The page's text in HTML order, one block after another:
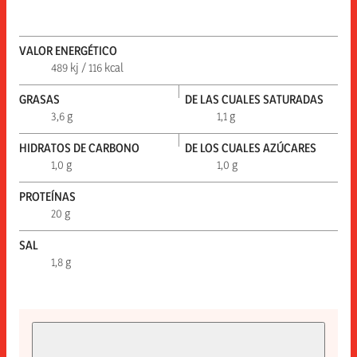
VALOR ENERGÉTICO
489 kj / 116 kcal
GRASAS
3,6 g
DE LAS CUALES SATURADAS
1,1 g
HIDRATOS DE CARBONO
1,0 g
DE LOS CUALES AZÚCARES
1,0 g
PROTEÍNAS
20 g
SAL
1,8 g